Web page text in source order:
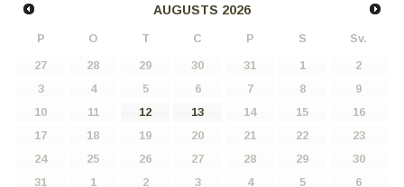
AUGUSTS 2026
P O T C P S Sv.
27 28 29 30 31 1
2
3
4 5 6 7 8
9
10
11 12 13 14 15
16
17
18 19 20 21 22
23
24
25 26 27 28 29
30
31
1 2 3 4 5 6